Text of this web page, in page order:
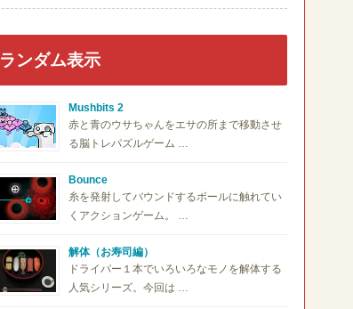
ランダム表示
Mushbits 2
赤と青のウサちゃんをエサの所まで移動させ
る脳トレパズルゲーム …
Bounce
糸を発射してバウンドするボールに触れてい
くアクションゲーム。 …
解体（お寿司編）
ドライパー１本でいろいろなモノを解体する
人気シリーズ。今回は …